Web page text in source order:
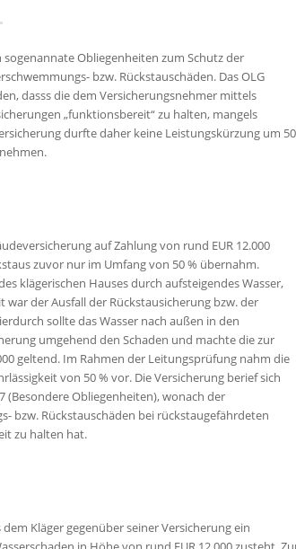
Obliegenheiten zum Schutz der
bzw. Rückstauschäden. Das OLG
dasss die dem Versicherungsnehmer mittels
„funktionsbereit“ zu halten, mangels
durfte daher keine Leistungskürzung um 50
auf Zahlung von rund EUR 12.000
zuvor nur im Umfang von 50 % übernahm.
klägerischen Hauses durch aufsteigendes Wasser,
der Ausfall der Rückstausicherung bzw. der
sollte das Wasser nach außen in den
umgehend den Schaden und machte die zur
geltend. Im Rahmen der Leitungsprüfung nahm die
von 50 % vor. Die Versicherung berief sich
(Besondere Obliegenheiten), wonach der
bzw. Rückstauschäden bei rückstaugefährdeten
zu halten hat.
Kläger gegenüber seiner Versicherung ein